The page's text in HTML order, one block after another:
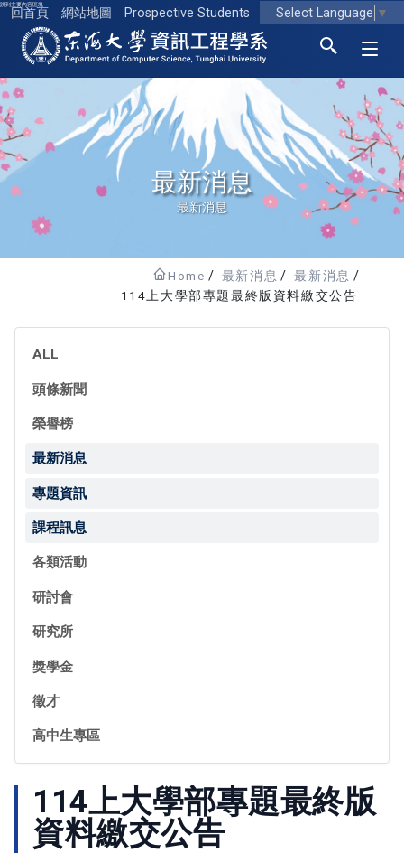
跳到主要內容區塊
回首頁 網站地圖 Prospective Students Select Language ▼
東海大學logo
最新消息
最新消息
Home 最新消息
最新消息
114上大學部專題最終版資料繳交公告
ALL
頭條新聞
榮譽榜
最新消息
專題資訊
課程訊息
各類活動
研討會
研究所
獎學金
徵才
高中生專區
114上大學部專題最終版
資料繳交公告